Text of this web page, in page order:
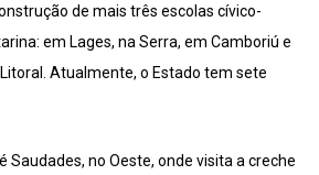
de mais três escolas cívico-
em Lages, na Serra, em Camboriú e
Atualmente, o Estado tem sete
Saudades, no Oeste, onde visita a creche